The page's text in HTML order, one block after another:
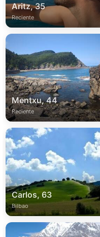
Aritz, 35
Reciente
Mentxu, 44
Reciente
Carlos, 63
Bilbao